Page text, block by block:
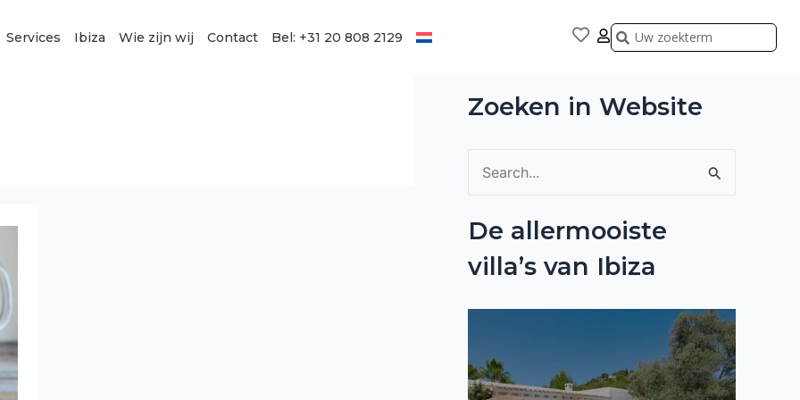
Services Ibiza Wie zijn wij Contact Bel: +31 20 808 2129 Zoeken
Zoeken
Zoeken in Website
e
k
r
De allermooiste
villa’s van Ibiza